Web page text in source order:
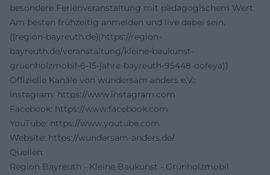
besondere Ferienveranstaltung mit pädagogischem Wert.
Am besten frühzeitig anmelden und live dabei sein.
([region-bayreuth.de](https://region-
bayreuth.de/veranstaltung/kleine-baukunst-
gruenholzmobil-6-15-jahre-bayreuth-95448-oofeya))
Offizielle Kanäle von wundersam anders e.V.:
Instagram: https://www.instagram.com
Facebook: https://www.facebook.com
YouTube: https://www.youtube.com
Website: https://wundersam-anders.de/
Quellen:
Region Bayreuth - Kleine Baukunst - Grünholzmobil